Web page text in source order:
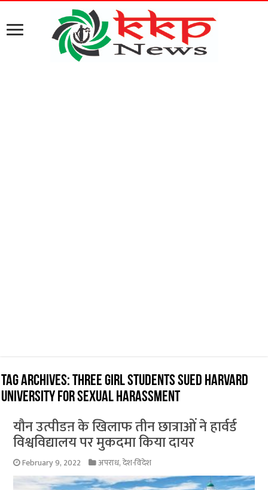
Tag Archives:Three girl students sued Harvard
University for sexual harassment
यौन उत्पीडऩ के खिलाफ तीन छात्राओं ने हार्वर्ड
विश्वविद्यालय पर मुकदमा किया दायर
February 9, 2022 अपराध,देश-विदेश